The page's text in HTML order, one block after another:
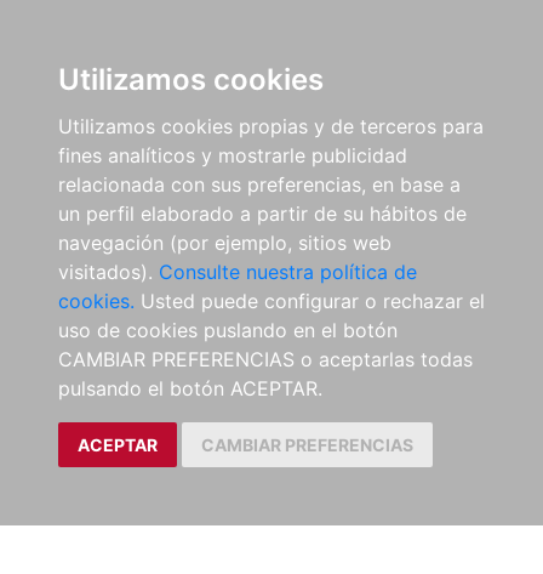
Utilizamos cookies
Utilizamos cookies propias y de terceros para
fines analíticos y mostrarle publicidad
relacionada con sus preferencias, en base a
un perfil elaborado a partir de su hábitos de
navegación (por ejemplo, sitios web
visitados). Consulte nuestra política de
cookies. Usted puede configurar o rechazar el
uso de cookies puslando en el botón
CAMBIAR PREFERENCIAS o aceptarlas todas
pulsando el botón ACEPTAR.
ACEPTAR CAMBIAR PREFERENCIAS